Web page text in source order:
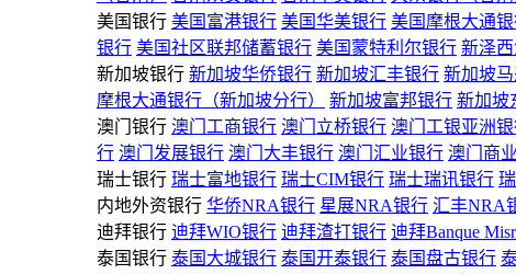
美国银行 美国富港银行 美国华美银行 美国摩根大通
银行 美国社区联邦储蓄银行 美国蒙特利尔银行 新泽
新加坡银行 新加坡华侨银行 新加坡汇丰银行 新加坡
摩根大通银行（新加坡分行）
新加坡富邦银行 新加坡
澳门银行 澳门工商银行 澳门立桥银行 澳门工银亚洲
行 澳门发展银行 澳门大丰银行 澳门汇业银行 澳门商
瑞士银行 瑞士富地银行 瑞士CIM银行 瑞士瑞讯银行
内地外资银行 华侨NRA银行 星展NRA银行 汇丰NRA
迪拜银行 迪拜WIO银行 迪拜渣打银行 迪拜Banque
泰国银行 泰国大城银行 泰国开泰银行 泰国盘古银行